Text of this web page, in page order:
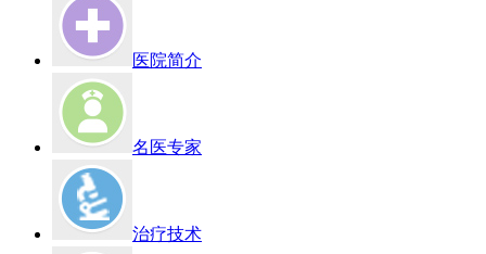
医院简介
名医专家
治疗技术